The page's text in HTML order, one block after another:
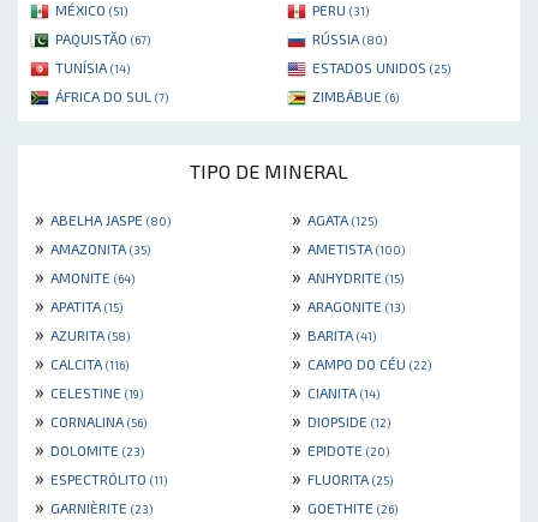
MÉXICO (51) PERU (31)
PAQUISTÃO (67) RÚSSIA (80)
TUNÍSIA (14) ESTADOS UNIDOS (25)
ÁFRICA DO SUL (7) ZIMBÁBUE (6)
TIPO DE MINERAL
» ABELHA JASPE (80) » AGATA (125)
» AMAZONITA (35) » AMETISTA (100)
» AMONITE (64) » ANHYDRITE (15)
» APATITA (15) » ARAGONITE (13)
» AZURITA (58) » BARITA (41)
» CALCITA (116) » CAMPO DO CÉU (22)
» CELESTINE (19) » CIANITA (14)
» CORNALINA (56) » DIOPSIDE (12)
» DOLOMITE (23) » EPIDOTE (20)
» ESPECTRÓLITO (11) » FLUORITA (25)
» GARNIÈRITE (23) » GOETHITE (26)